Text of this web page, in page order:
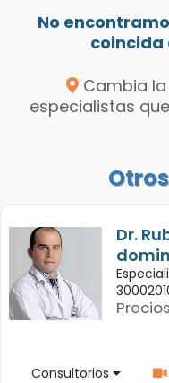
No
coincida
Cambia la
especialistas
Dr.
Consultorios